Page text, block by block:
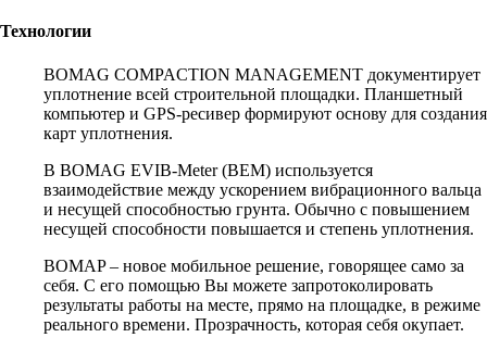
Технологии
BOMAG COMPACTION MANAGEMENT документирует
уплотнение всей строительной площадки. Планшетный
компьютер и GPS-ресивер формируют основу для создания
карт уплотнения.
В BOMAG EVIB-Meter (BEM) используется
взаимодействие между ускорением вибрационного вальца
и несущей способностью грунта. Обычно с повышением
несущей способности повышается и степень уплотнения.
BOMAP – новое мобильное решение, говорящее само за
себя. С его помощью Вы можете запротоколировать
результаты работы на месте, прямо на площадке, в режиме
реального времени. Прозрачность, которая себя окупает.